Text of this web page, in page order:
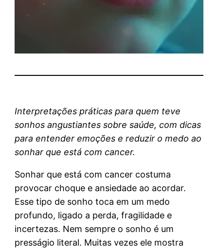
Interpretações práticas para quem teve
sonhos angustiantes sobre saúde, com dicas
para entender emoções e reduzir o medo ao
sonhar que está com cancer.
Sonhar que está com cancer costuma
provocar choque e ansiedade ao acordar.
Esse tipo de sonho toca em um medo
profundo, ligado a perda, fragilidade e
incertezas. Nem sempre o sonho é um
presságio literal. Muitas vezes ele mostra